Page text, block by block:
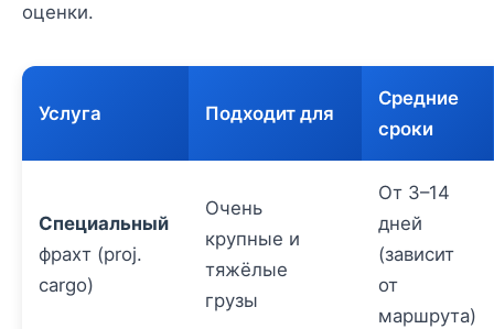
оценки.
Услуга Подходит для
Средние
сроки
Специальный
фрахт (proj.
cargo)
Очень
крупные и
тяжёлые
грузы
От 3–14
дней
(зависит
от
маршрута)